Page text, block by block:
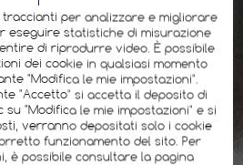
traccianti per analizzare e migliorare
eseguire statistiche di misurazione
di riprodurre video. È possibile
dei cookie in qualsiasi momento
"Modifica le mie impostazioni".
"Accetto" si accetta il deposito di
su "Modifica le mie impostazioni" e si
verranno depositati solo i cookie
funzionamento del sito. Per
è possibile consultare la pagina